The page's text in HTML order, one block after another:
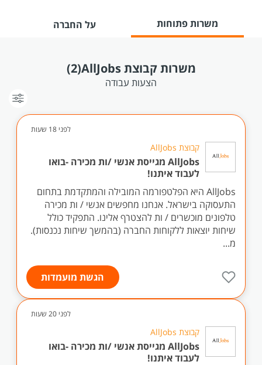
משרות פתוחות על החברה
משרות קבוצת AllJobs (2)
הצעות עבודה
לפני 18 שעות
קבוצת AllJobs
AllJobs מגייסת אנשי /ות מכירה -בואו
לעבוד איתנו!
AllJobs היא הפלטפורמה המובילה והמתקדמת בתחום
התעסוקה בישראל. אנחנו מחפשים אנשי / ות מכירה
טלפונים מוכשרים / ות להצטרף אלינו. התפקיד כולל
שיחות יוצאות ללקוחות החברה (בהמשך שיחות נכנסות).
מ...
הגשת מועמדות
לפני 20 שעות
קבוצת AllJobs
AllJobs מגייסת אנשי /ות מכירה -בואו
לעבוד איתנו!